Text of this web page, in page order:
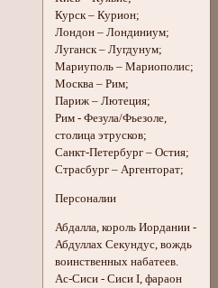
Курск – Курион;
Лондон – Лондиниум;
Луганск – Лугдунум;
Мариуполь – Мариополис;
Москва – Рим;
Париж – Лютеция;
Рим - Фезула/Фьезоле,
столица этрусков;
Санкт-Петербург – Остия;
Страсбург – Аргенторат;
Персоналии
Абдалла, король Иордании -
Абдуллах Секундус, вождь
воинственных набатеев.
Ас-Сиси - Сиси I, фараон